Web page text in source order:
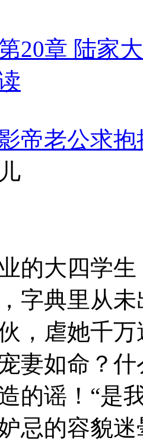
20章 陆家
帝老公求抱
的大四学
字典里从
，虐她千
妻如命？
的谣！“是
忌的容貌